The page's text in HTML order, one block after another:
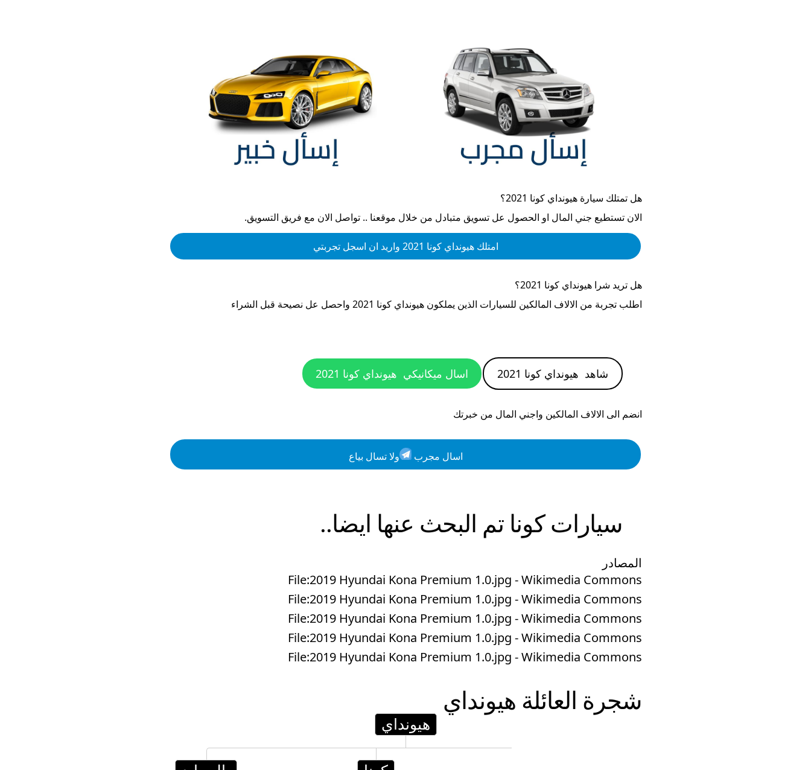
هل تمتلك سيارة هيونداي كونا 2021
؟
الان تستطيع جني المال او الحصول عل تسويق متبادل من خلال موقعنا .. تواصل الان مع فريق التسويق.
امتلكهيونداي كونا 2021 واريد ان اسجل تجربتي
هل تريد شرا هيونداي كونا 2021
؟
اطلب تجربة من الالاف المالكين للسيارات الذين يملكون هيونداي كونا 2021 واحصل عل نصيحة قبل الشراء
شاهد هيونداي كونا 2021 اسال ميكانيكي هيونداي كونا 2021
انضم الى الالاف المالكين واجني المال من خبرتك
اسال مجرب ولا تسال بياع
سياراتكونا تم البحث عنها ايضا..
المصادر
File:2019 Hyundai Kona Premium 1.0.jpg - Wikimedia Commons
File:2019 Hyundai Kona Premium 1.0.jpg - Wikimedia Commons
File:2019 Hyundai Kona Premium 1.0.jpg - Wikimedia Commons
File:2019 Hyundai Kona Premium 1.0.jpg - Wikimedia Commons
File:2019 Hyundai Kona Premium 1.0.jpg - Wikimedia Commons
شجرة العائلة هيونداي
هيونداي